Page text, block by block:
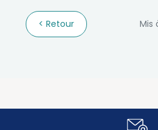
Retour Mis